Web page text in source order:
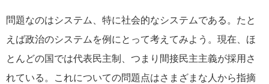
問題なのはシステム、特に社会的なシステムである。たと
えば政治のシステムを例にとって考えてみよう。現在、ほ
とんどの国では代表民主制、つまり間接民主主義が採用さ
れている。これについての問題点はさまざまな人から指摘